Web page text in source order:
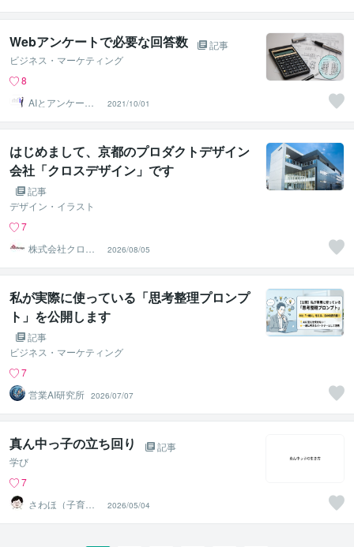
Webアンケートで必要な回答数
記事
ビジネス・マーケティング
8
AIとアンケート
収集のプロ
2021/10/01
はじめまして、京都のプロダクトデザイン
会社「クロスデザイン」です
記事
デザイン・イラスト
7
株式会社クロス
デザイン
2026/08/05
私が実際に使っている「思考整理プロンプ
ト」を公開します
記事
ビジネス・マーケティング
7
営業AI研究所 2026/07/07
真ん中っ子の立ち回り
記事
学び
7
さわほ（子育て
建築家）
2026/05/04